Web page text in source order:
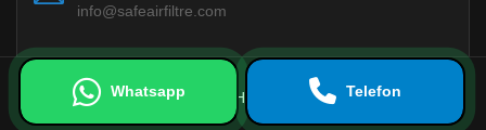
info@safeairfiltre.com
Copyrights © 2023 Tüm Hakları Saklıdır |
Whatsapp Telefon